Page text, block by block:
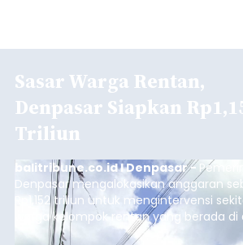
Sasar Warga Rentan,
Denpasar Siapkan
Triliun
balitribune.co.id I Denpasar -
Denpasar mengalokasikan anggaran
Rp1,152 triliun untuk mengintervensi
warga kelompok rentan yang berada
garis kemiskinan. Langkah strategis ini